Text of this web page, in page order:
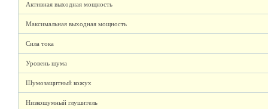
Активная выходная мощность
Максимальная выходная мощность
Сила тока
Уровень шума
Шумозащитный кожух
Низкошумный глушитель